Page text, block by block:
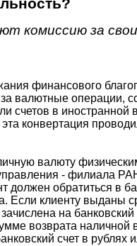
комиссию за
финансового
валютные операции,
счетов в иностранной
конвертация
валюту
- филиала
должен обратиться в
Если клиенту выданы
на
возврата наличной
счет в